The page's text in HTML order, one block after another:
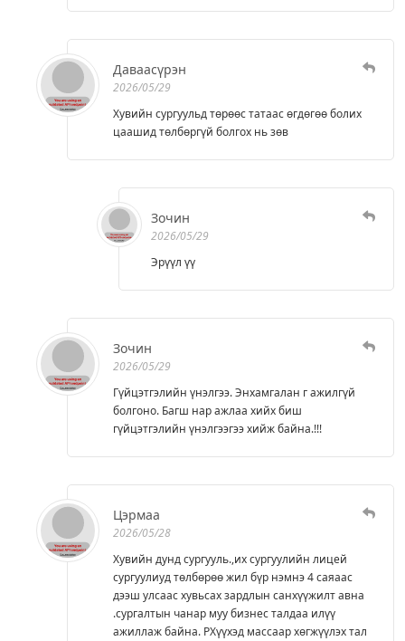
Даваасүрэн
2026/05/29
Хувийн сургуульд төрөөс татаас өгдөгөө болих
цаашид төлбөргүй болгох нь зөв
Зочин
2026/05/29
Эрүүл үү
Зочин
2026/05/29
Гүйцэтгэлийн үнэлгээ. Энхамгалан г ажилгүй
болгоно. Багш нар ажлаа хийх биш
гүйцэтгэлийн үнэлгээгээ хийж байна.!!!
Цэрмаа
2026/05/28
Хувийн дунд сургууль.,их сургуулийн лицей
сургуулиуд төлбөрөө жил бүр нэмнэ 4 саяаас
дээш улсаас хувьсах зардлын санхүүжилт авна
.сургалтын чанар муу бизнес талдаа илүү
ажиллаж байна. РХүүхэд массаар хөгжүүлэх тал